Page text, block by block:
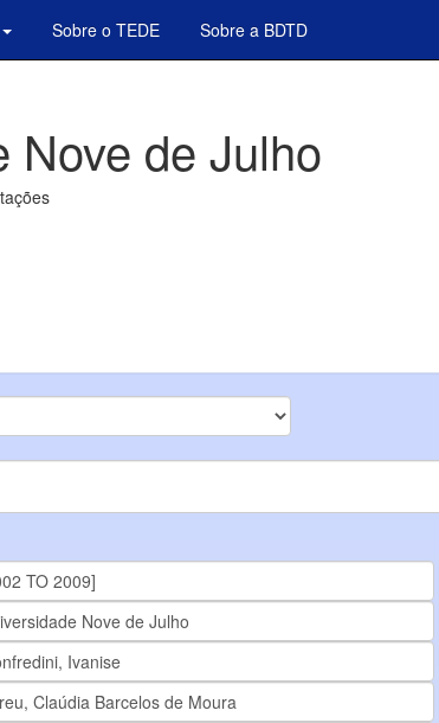
Sobre o TEDE Sobre a BDTD
Nove de Julho